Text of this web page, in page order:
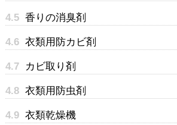
4.5 香りの消臭剤
4.6 衣類用防カビ剤
4.7 カビ取り剤
4.8 衣類用防虫剤
4.9 衣類乾燥機